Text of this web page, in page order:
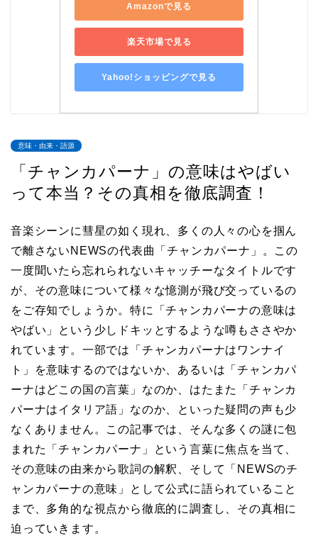
Amazonで見る
楽天市場で見る
Yahoo!ショッピングで見る
意味・由来・語源
「チャンカパーナ」の意味はやばい
って本当？その真相を徹底調査！
音楽シーンに彗星の如く現れ、多くの人々の心を掴ん
で離さないNEWSの代表曲「チャンカパーナ」。この
一度聞いたら忘れられないキャッチーなタイトルです
が、その意味について様々な憶測が飛び交っているの
をご存知でしょうか。特に「チャンカパーナの意味は
やばい」という少しドキッとするような噂もささやか
れています。一部では「チャンカパーナはワンナイ
ト」を意味するのではないか、あるいは「チャンカパ
ーナはどこの国の言葉」なのか、はたまた「チャンカ
パーナはイタリア語」なのか、といった疑問の声も少
なくありません。この記事では、そんな多くの謎に包
まれた「チャンカパーナ」という言葉に焦点を当て、
その意味の由来から歌詞の解釈、そして「NEWSのチ
ャンカパーナの意味」として公式に語られていること
まで、多角的な視点から徹底的に調査し、その真相に
迫っていきます。